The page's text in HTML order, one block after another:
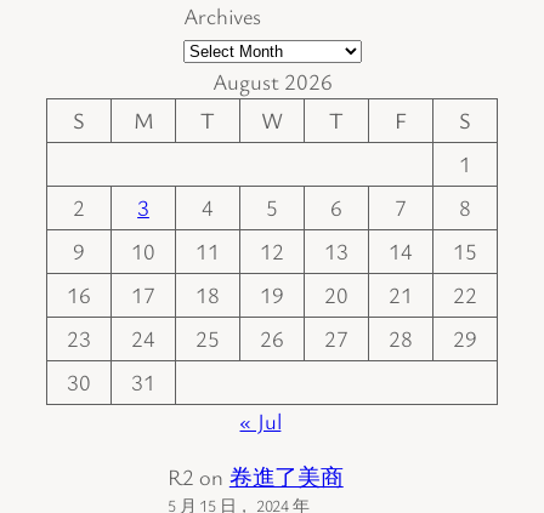
Archives
August 2026
S
M T W T F
S
1
2
3 4 5 6 7
8
9
10 11 12 13 14
15
16
17 18 19 20 21
22
23
24 25 26 27 28
29
30
31
« Jul
R2 on 卷進了美商
5 月 15 日， 2024 年